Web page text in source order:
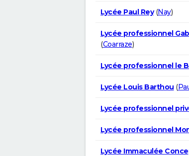
Lycée Paul Rey(Nay)
Lycée professionnel
(Coarraze)
Lycée professionnel le
Lycée Louis Barthou (
Lycée professionnel
Lycée professionnel
Lycée Immaculée